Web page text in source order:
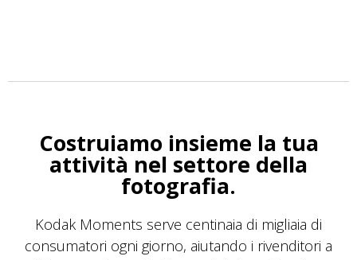
Costruiamo insieme la tua
attività nel settore della
fotografia.
Kodak Moments serve centinaia di migliaia di
consumatori ogni giorno, aiutando i rivenditori a